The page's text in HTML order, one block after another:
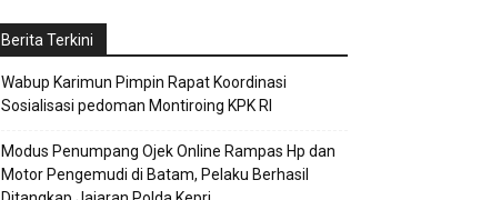
Berita Terkini
Wabup Karimun Pimpin Rapat Koordinasi
Sosialisasi pedoman Montiroing KPK RI
Modus Penumpang Ojek Online Rampas Hp dan
Motor Pengemudi di Batam, Pelaku Berhasil